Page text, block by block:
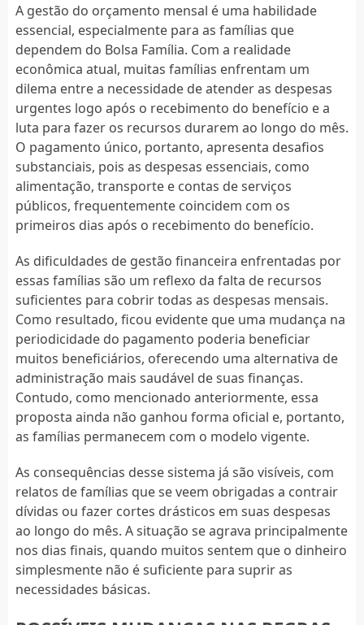
A gestão do orçamento mensal é uma habilidade
essencial, especialmente para as famílias que
dependem do Bolsa Família. Com a realidade
econômica atual, muitas famílias enfrentam um
dilema entre a necessidade de atender as despesas
urgentes logo após o recebimento do benefício e a
luta para fazer os recursos durarem ao longo do mês.
O pagamento único, portanto, apresenta desafios
substanciais, pois as despesas essenciais, como
alimentação, transporte e contas de serviços
públicos, frequentemente coincidem com os
primeiros dias após o recebimento do benefício.
As dificuldades de gestão financeira enfrentadas por
essas famílias são um reflexo da falta de recursos
suficientes para cobrir todas as despesas mensais.
Como resultado, ficou evidente que uma mudança na
periodicidade do pagamento poderia beneficiar
muitos beneficiários, oferecendo uma alternativa de
administração mais saudável de suas finanças.
Contudo, como mencionado anteriormente, essa
proposta ainda não ganhou forma oficial e, portanto,
as famílias permanecem com o modelo vigente.
As consequências desse sistema já são visíveis, com
relatos de famílias que se veem obrigadas a contrair
dívidas ou fazer cortes drásticos em suas despesas
ao longo do mês. A situação se agrava principalmente
nos dias finais, quando muitos sentem que o dinheiro
simplesmente não é suficiente para suprir as
necessidades básicas.